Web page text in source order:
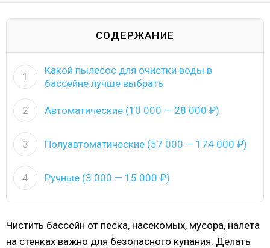
СОДЕРЖАНИЕ
1
Какой пылесос для очистки воды в
бассейне лучше выбрать
2 Автоматические (10 000 — 28 000 ₽)
3 Полуавтоматические (57 000 — 174 000 ₽)
4 Ручные (3 000 — 15 000 ₽)
Чистить бассейн от песка, насекомых, мусора, налета
на стенках важно для безопасного купания. Делать